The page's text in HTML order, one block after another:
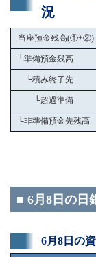
況
当座預金残高(①+②)
└準備預金残高
└積み終了先
└超過準備
└非準備預金先残高
■ 6月8日の日
6月8日の